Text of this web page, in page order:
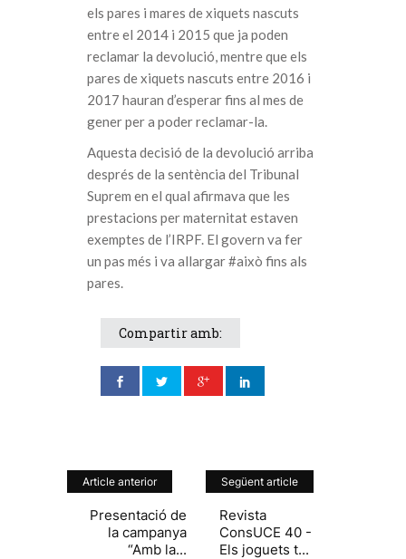
els pares i mares de xiquets nascuts
entre el 2014 i 2015 que ja poden
reclamar la devolució, mentre que els
pares de xiquets nascuts entre 2016 i
2017 hauran d’esperar fins al mes de
gener per a poder reclamar-la.
Aquesta decisió de la devolució arriba
després de la sentència del Tribunal
Suprem en el qual afirmava que les
prestacions per maternitat estaven
exemptes de l’IRPF. El govern va fer
un pas més i va allargar #això fins als
pares.
Compartir amb:
Article anterior
Presentació de
la campanya
“Amb la...
Següent article
Revista
ConsUCE 40 -
Els joguets t...